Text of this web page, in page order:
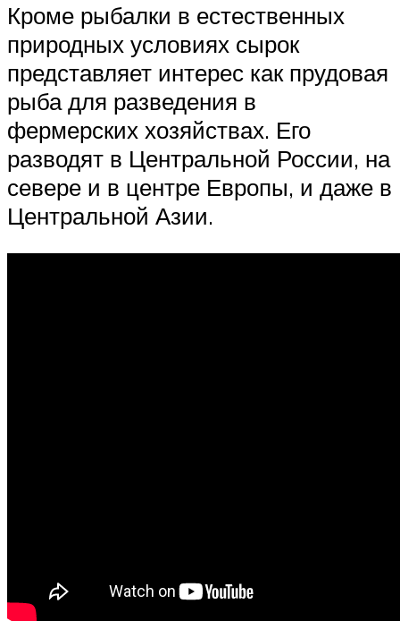
Кроме рыбалки в естественных
природных условиях сырок
представляет интерес как прудовая
рыба для разведения в
фермерских хозяйствах. Его
разводят в Центральной России, на
севере и в центре Европы, и даже в
Центральной Азии.